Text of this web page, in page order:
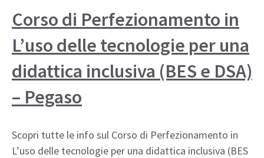
Corso di Perfezionamento in
L’uso delle tecnologie per una
didattica inclusiva (BES e DSA)
– Pegaso
Scopri tutte le info sul Corso di Perfezionamento in
L’uso delle tecnologie per una didattica inclusiva (BES